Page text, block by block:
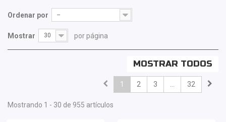
Ordenar por --
Mostrar 30 por página
MOSTRAR TODOS
1 2 3 ... 32
Mostrando 1 - 30 de 955 artículos